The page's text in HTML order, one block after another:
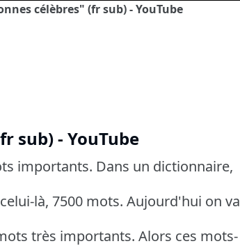
célèbres" (fr sub) - YouTube
sub) - YouTube
importants. Dans un dictionnaire,
là, 7500 mots. Aujourd'hui on va
très importants. Alors ces mots-